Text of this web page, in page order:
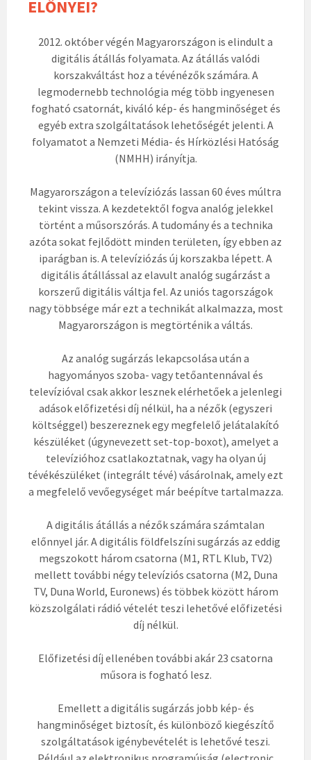
ELŐNYEI?
2012. október végén Magyarországon is elindult a
digitális átállás folyamata. Az átállás valódi
korszakváltást hoz a tévénézők számára. A
legmodernebb technológia még több ingyenesen
fogható csatornát, kiváló kép- és hangminőséget és
egyéb extra szolgáltatások lehetőségét jelenti. A
folyamatot a Nemzeti Média- és Hírközlési Hatóság
(NMHH) irányítja.
Magyarországon a televíziózás lassan 60 éves múltra
tekint vissza. A kezdetektől fogva analóg jelekkel
történt a műsorszórás. A tudomány és a technika
azóta sokat fejlődött minden területen, így ebben az
iparágban is. A televíziózás új korszakba lépett. A
digitális átállással az elavult analóg sugárzást a
korszerű digitális váltja fel. Az uniós tagországok
nagy többsége már ezt a technikát alkalmazza, most
Magyarországon is megtörténik a váltás.
Az analóg sugárzás lekapcsolása után a
hagyományos szoba- vagy tetőantennával és
televízióval csak akkor lesznek elérhetőek a jelenlegi
adások előfizetési díj nélkül, ha a nézők (egyszeri
költséggel) beszereznek egy megfelelő jelátalakító
készüléket (úgynevezett set-top-boxot), amelyet a
televízióhoz csatlakoztatnak, vagy ha olyan új
tévékészüléket (integrált tévé) vásárolnak, amely ezt
a megfelelő vevőegységet már beépítve tartalmazza.
A digitális átállás a nézők számára számtalan
előnnyel jár. A digitális földfelszíni sugárzás az eddig
megszokott három csatorna (M1, RTL Klub, TV2)
mellett további négy televíziós csatorna (M2, Duna
TV, Duna World, Euronews) és többek között három
közszolgálati rádió vételét teszi lehetővé előfizetési
díj nélkül.
Előfizetési díj ellenében további akár 23 csatorna
műsora is fogható lesz.
Emellett a digitális sugárzás jobb kép- és
hangminőséget biztosít, és különböző kiegészítő
szolgáltatások igénybevételét is lehetővé teszi.